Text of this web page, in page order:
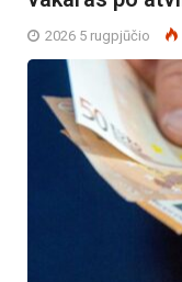
2026 5 rugpjūčio